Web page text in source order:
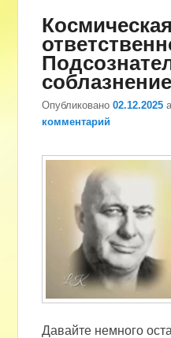
Космическая
Опубликовано02.12.2025
комментарий
Давайте немного